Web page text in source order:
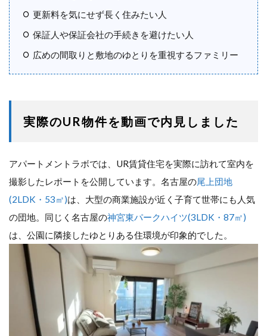
更新料を気にせず長く住みたい人
保証人や保証会社の手続きを避けたい人
広めの間取りと敷地のゆとりを重視するファミリー
実際のUR物件を動画で内見しました
アパートメントラボでは、UR賃貸住宅を実際に訪れて室内を
撮影したレポートを公開しています。名古屋の尾上団地
(2LDK・53㎡)は、大型の商業施設が近く子育て世帯にも人気
の団地。同じく名古屋の神宮東パークハイツ(3LDK・87㎡)
は、公園に隣接したゆとりある住環境が印象的でした。